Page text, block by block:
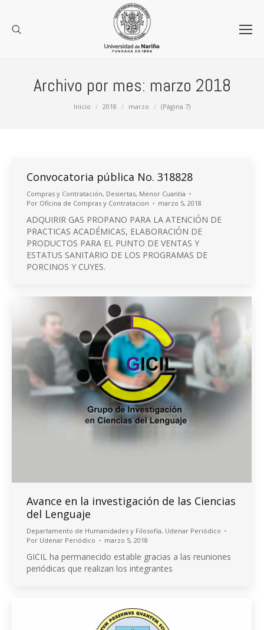
Archivo por mes: marzo 2018
Inicio 2018 marzo (Página 7)
Convocatoria pública No. 318828
Compras y Contratación, Desiertas, Menor Cuantía
Por Oficina de Compras y Contratacion marzo 5, 2018
ADQUIRIR GAS PROPANO PARA LA ATENCIÓN DE
PRACTICAS ACADÉMICAS, ELABORACIÓN DE
PRODUCTOS PARA EL PUNTO DE VENTAS Y
ESTATUS SANITARIO DE LOS PROGRAMAS DE
PORCINOS Y CUYES.
Avance en la investigación de las Ciencias
del Lenguaje
Departamento de Humanidades y Filosofía, Udenar Periódico
Por Udenar Periódico marzo 5, 2018
GICIL ha permanecido estable gracias a las reuniones
periódicas que realizan los integrantes